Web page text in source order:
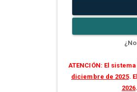
ATENCIÓN: El
diciembre de 2025.
2026